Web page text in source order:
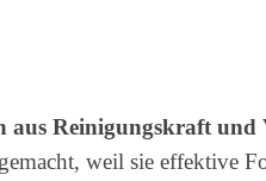
aus Reinigungskraft
weil sie effektive